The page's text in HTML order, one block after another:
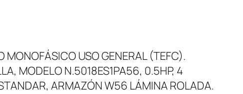
USO GENERAL (TEFC).
MODELO N.5018ES1PA56, 0.5HP, 4
ARMAZÓN W56 LÁMINA ROLADA.